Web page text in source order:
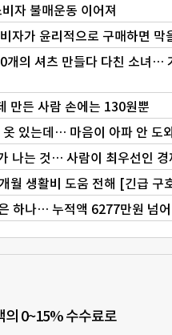
자 불매운동 이어져
자가 윤리적으로 구매하면 막
의 셔츠 만들다 다친 소녀…
만든 사람 손에는 130원뿐
있는데… 마음이 아파 안 도
나는 것… 사람이 최우선인
월 생활비 도움 전해 [긴급 구
하나… 누적액 6277만원 넘어
의 0~15% 수수료로